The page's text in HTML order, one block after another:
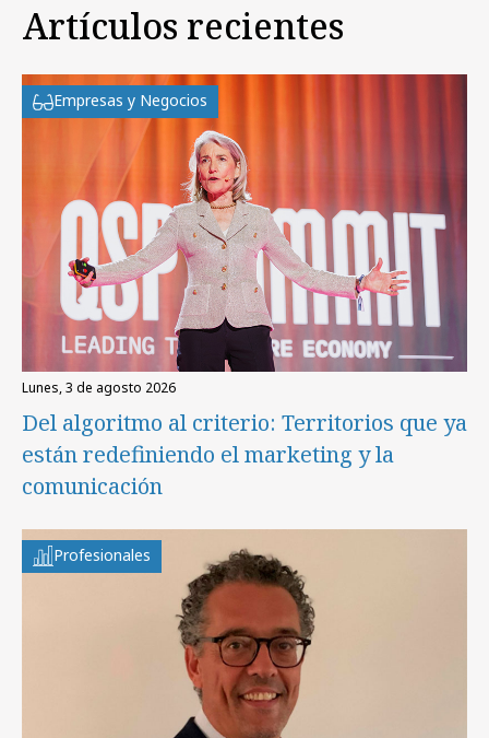
Artículos recientes
Empresas y Negocios
lunes, 3 de agosto 2026
Del algoritmo al criterio: Territorios que ya
están redefiniendo el marketing y la
comunicación
Profesionales